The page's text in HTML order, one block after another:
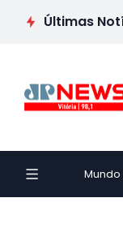
Últimas
poluição
Mundo